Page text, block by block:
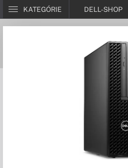
KATEGÓRIE DELL-SHOP